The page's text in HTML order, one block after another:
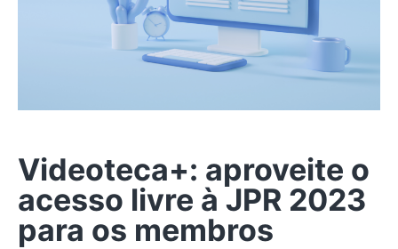
Videoteca+: aproveite o
acesso livre à JPR 2023
para os membros